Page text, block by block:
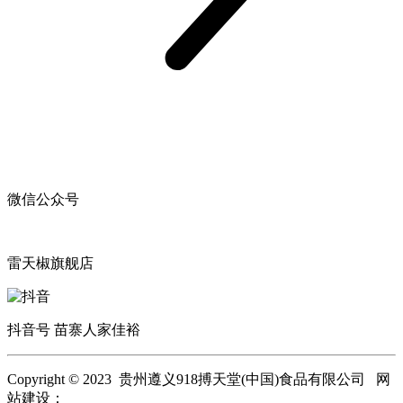
微信公众号
雷天椒旗舰店
抖音号 苗寨人家佳裕
Copyright © 2023 贵州遵义918搏天堂(中国)食品有限公司 网
站建设：